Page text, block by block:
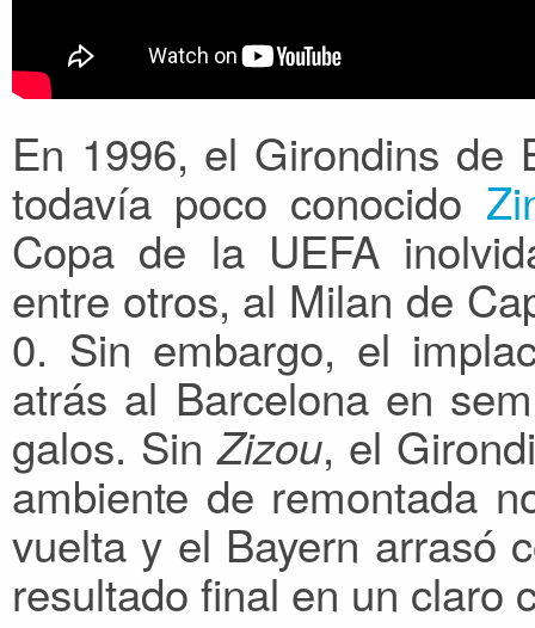
En 1996, el Girondins de
todavía poco conocido
Copa de la UEFA
entre otros, al Milan de
0. Sin embargo, el
atrás al Barcelona en
galos. SinZizou, el
ambiente de remontada
vuelta y el Bayern arrasó
resultado final en un claro